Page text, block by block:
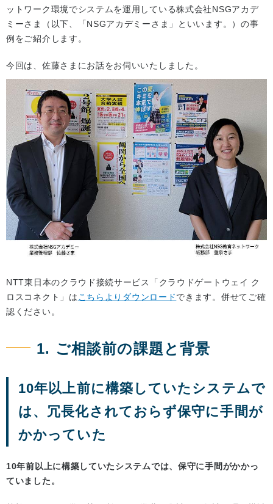
ットワーク環境でシステムを運用している株式会社NSGアカデ
ミーさま（以下、「NSGアカデミーさま」といいます。）の事
例をご紹介します。
今回は、佐藤さまにお話をお伺いいたしました。
NTT東日本のクラウド接続サービス「クラウドゲートウェイ ク
ロスコネクト」は こちらよりダウンロードできます。併せてご確
認ください。
1. ご相談前の課題と背景
10年以上前に構築していたシステムで
は、冗長化されておらず保守に手間が
かかっていた
10年前以上に構築していたシステムでは、保守に手間がかかっ
ていました。